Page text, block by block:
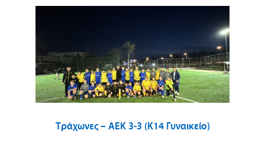
Τράχωνες – ΑΕΚ 3-3 (Κ14 Γυναικείο)